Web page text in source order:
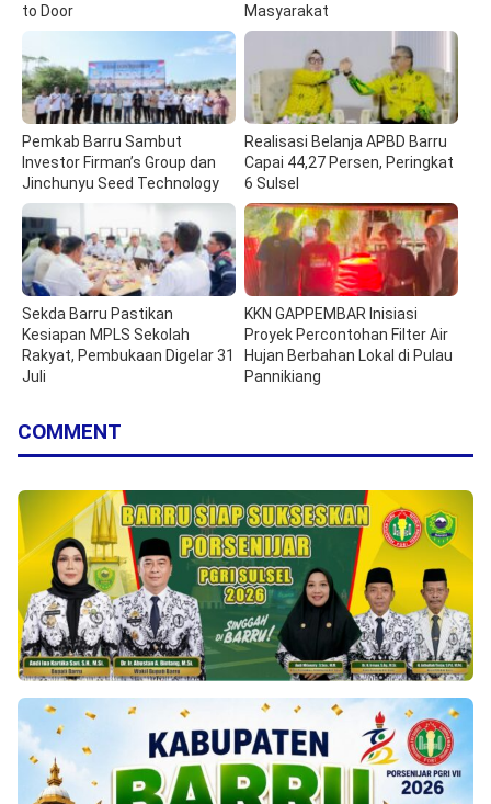
to Door
Masyarakat
Pemkab Barru Sambut
Investor Firman’s Group dan
Jinchunyu Seed Technology
Realisasi Belanja APBD Barru
Capai 44,27 Persen, Peringkat
6 Sulsel
Sekda Barru Pastikan
Kesiapan MPLS Sekolah
Rakyat, Pembukaan Digelar 31
Juli
KKN GAPPEMBAR Inisiasi
Proyek Percontohan Filter Air
Hujan Berbahan Lokal di Pulau
Pannikiang
COMMENT